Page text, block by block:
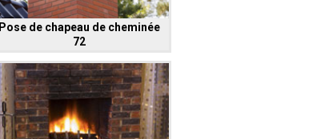
Pose de chapeau de cheminée
72